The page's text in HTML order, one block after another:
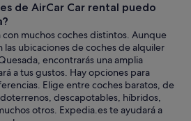
de AirCar Car rental puedo
con muchos coches distintos. Aunque
las ubicaciones de coches de alquiler
encontrarás una amplia
a tus gustos. Hay opciones para
Elige entre coches baratos, de
descapotables, híbridos,
otros. Expedia.es te ayudará a